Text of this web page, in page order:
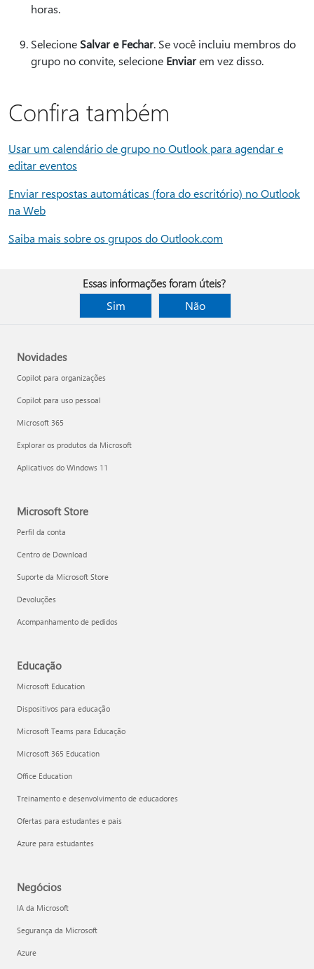
horas.
Selecione Salvar e Fechar. Se você incluiu membros do
grupo no convite, selecione Enviarem vez disso.
Confira também
Usar um calendário de grupo no Outlook para agendar e
editar eventos
Enviar respostas automáticas (fora do escritório) no Outlook
na Web
Saiba mais sobre os grupos do Outlook.com
Essas informações foram úteis?
Sim
Não
Novidades
Copilot para organizações
Copilot para uso pessoal
Microsoft 365
Explorar os produtos da Microsoft
Aplicativos do Windows 11
Microsoft Store
Perfil da conta
Centro de Download
Suporte da Microsoft Store
Devoluções
Acompanhamento de pedidos
Educação
Microsoft Education
Dispositivos para educação
Microsoft Teams para Educação
Microsoft 365 Education
Office Education
Treinamento e desenvolvimento de educadores
Ofertas para estudantes e pais
Azure para estudantes
Negócios
IA da Microsoft
Segurança da Microsoft
Azure